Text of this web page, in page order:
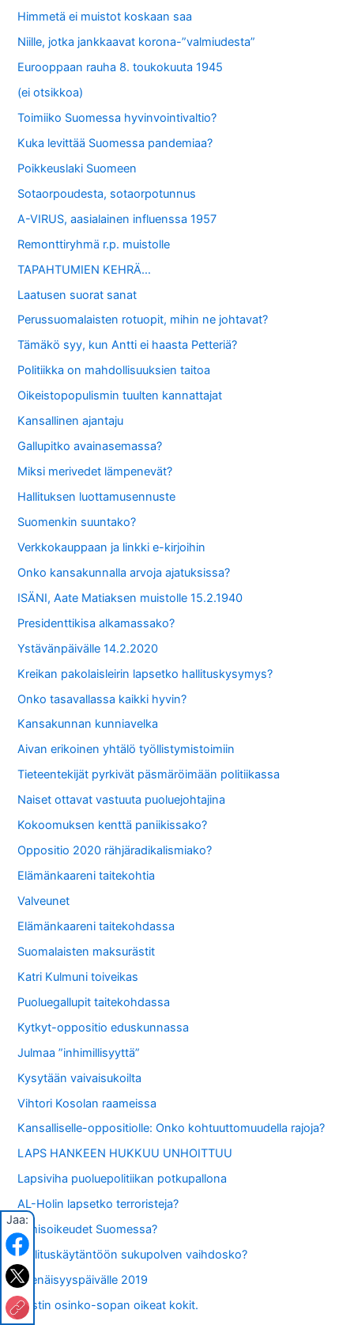
Himmetä ei muistot koskaan saa
Niille, jotka jankkaavat korona-”valmiudesta”
Eurooppaan rauha 8. toukokuuta 1945
(ei otsikkoa)
Toimiiko Suomessa hyvinvointivaltio?
Kuka levittää Suomessa pandemiaa?
Poikkeuslaki Suomeen
Sotaorpoudesta, sotaorpotunnus
A-VIRUS, aasialainen influenssa 1957
Remonttiryhmä r.p. muistolle
TAPAHTUMIEN KEHRÄ…
Laatusen suorat sanat
Perussuomalaisten rotuopit, mihin ne johtavat?
Tämäkö syy, kun Antti ei haasta Petteriä?
Politiikka on mahdollisuuksien taitoa
Oikeistopopulismin tuulten kannattajat
Kansallinen ajantaju
Gallupitko avainasemassa?
Miksi merivedet lämpenevät?
Hallituksen luottamusennuste
Suomenkin suuntako?
Verkkokauppaan ja linkki e-kirjoihin
Onko kansakunnalla arvoja ajatuksissa?
ISÄNI, Aate Matiaksen muistolle 15.2.1940
Presidenttikisa alkamassako?
Ystävänpäivälle 14.2.2020
Kreikan pakolaisleirin lapsetko hallituskysymys?
Onko tasavallassa kaikki hyvin?
Kansakunnan kunniavelka
Aivan erikoinen yhtälö työllistymistoimiin
Tieteentekijät pyrkivät päsmäröimään politiikassa
Naiset ottavat vastuuta puoluejohtajina
Kokoomuksen kenttä paniikissako?
Oppositio 2020 rähjäradikalismiako?
Elämänkaareni taitekohtia
Valveunet
Elämänkaareni taitekohdassa
Suomalaisten maksurästit
Katri Kulmuni toiveikas
Puoluegallupit taitekohdassa
Kytkyt-oppositio eduskunnassa
Julmaa ”inhimillisyyttä”
Kysytään vaivaisukoilta
Vihtori Kosolan raameissa
Kansalliselle-oppositiolle: Onko kohtuuttomuudella rajoja?
LAPS HANKEEN HUKKUU UNHOITTUU
Lapsiviha puoluepolitiikan potkupallona
AL-Holin lapsetko terroristeja?
Ihmisoikeudet Suomessa?
Hallituskäytäntöön sukupolven vaihdosko?
Itsenäisyyspäivälle 2019
Postin osinko-sopan oikeat kokit.
Jaa: